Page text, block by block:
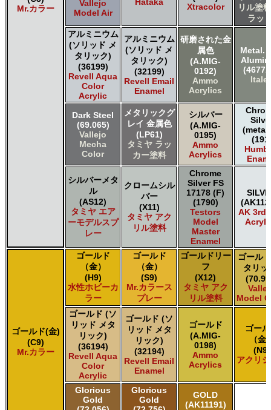
ＧＳＩクレオス Mr.カラー GX
ＧＳＩクレオス Mr.カラー 色ノ源
ＧＳＩクレオス Mr.カラー スーパーメタリック
ＧＳＩクレオス Mr.カラー スーパーメタリック 2
ＧＳＩクレオス Mr.カラースプレー
ＧＳＩクレオス Mr.クリアカラーGX
ＧＳＩクレオス Mr.クリスタルカラー
ＧＳＩクレオス Mr.サーフェイサー/プライマー
ＧＳＩクレオス Mr.トップコート
ＧＳＩクレオス Mr.メタリックカラーGX
ＧＳＩクレオス Mr.メタルカラー
ＧＳＩクレオス アクリジョン
ＧＳＩクレオス ガンダムカラー
ＧＳＩクレオス ガンダムカラースプレー
ＧＳＩクレオス ガンダムマーカー
ＧＳＩクレオス 水性ホビーカラー
Mr.カラー
Vallejo
Model Air
Hataka
Xtracolor
リル塗
ラッ
アルミニウム
(ソリッド メ
タリック)
(36199)
Revell Aqua
Color
Acrylic
アルミニウム
(ソリッド メ
タリック)
(32199)
Revell Email
Enamel
研磨された金
属色
(A.MIG-
0192)
Ammo
Acrylics
Metal.
Dark Steel
(69.065)
Vallejo
Mecha
Color
メタリックグ
レイ 金属色
(LP61)
タミヤ ラッ
カー塗料
シルバー
(A.MIG-
0195)
Ammo
Acrylics
シルバーメタ
ル
(AS12)
タミヤ エア
ーモデルスプ
レー
クロームシル
バー
(X11)
タミヤ アク
リル塗料
Chrome
Silver FS
17178 (F)
(1790)
Testors
Model
Master
Enamel
AK 3rd
ゴールド(金)
(C9)
Mr.カラー
ゴールド
（金）
(H9)
水性ホビーカ
ラー
ゴールド
（金）
(S9)
Mr.カラース
プレー
ゴールドリー
フ
(X12)
タミヤ アク
リル塗料
ゴール
タリッ
Model
ゴールド (ソ
リッド メタ
リック)
(36194)
Revell Aqua
Color
Acrylic
ゴールド (ソ
リッド メタ
リック)
(32194)
Revell Email
Enamel
ゴールド
(A.MIG-
0198)
Ammo
Acrylics
ゴー
（金
(N9)
アクリ
Glorious
Gold
Glorious
Gold
GOLD
(AK11191)